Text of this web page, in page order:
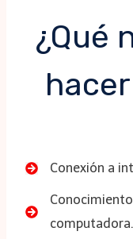
¿Qué
Conexión a
computadora.